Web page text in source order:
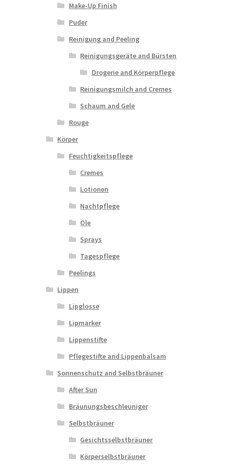
Make-Up Finish
Puder
Reinigung and Peeling
Reinigungsgeräte and Bürsten
Drogerie and Körperpflege
Reinigungsmilch and Cremes
Schaum and Gele
Rouge
Körper
Feuchtigkeitspflege
Cremes
Lotionen
Nachtpflege
Öle
Sprays
Tagespflege
Peelings
Lippen
Lipglosse
Lipmarker
Lippenstifte
Pflegestifte and Lippenbalsam
Sonnenschutz and Selbstbräuner
After Sun
Bräunungsbeschleuniger
Selbstbräuner
Gesichtsselbstbräuner
Körperselbstbräuner